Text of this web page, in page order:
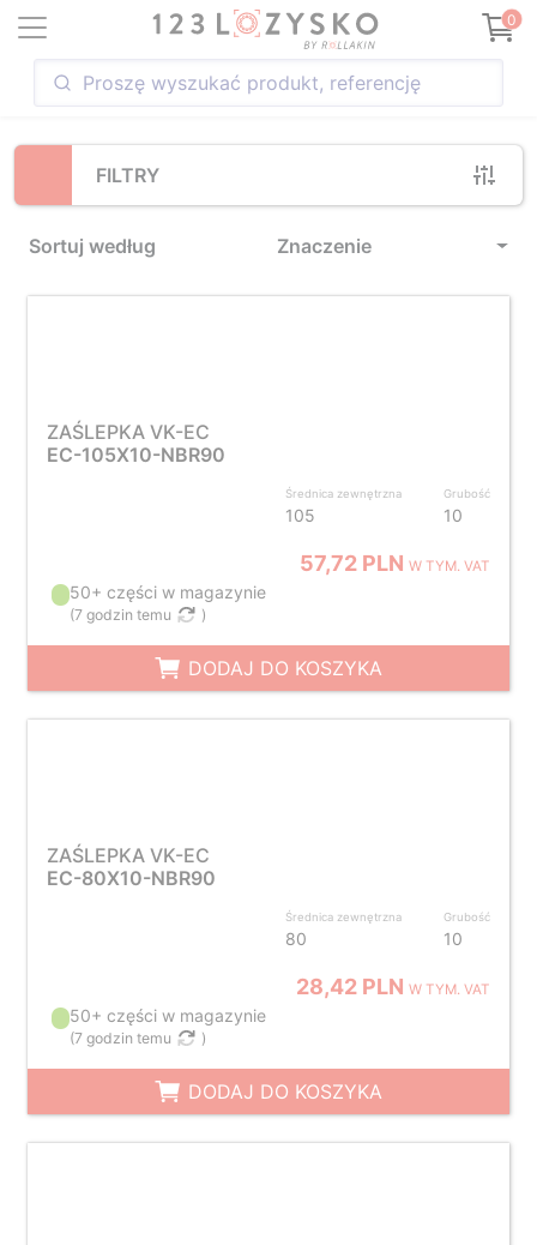
0
FILTRY
Sortuj według Znaczenie
Loading...
ZAŚLEPKA VK-EC
EC-105X10-NBR90
Średnica zewnętrzna
105
Grubość
10
57,72 PLNW TYM. VAT
50+ części w magazynie
(7 godzin temu )
DODAJ DO KOSZYKA
ZAŚLEPKA VK-EC
EC-80X10-NBR90
Średnica zewnętrzna
80
Grubość
10
28,42 PLNW TYM. VAT
50+ części w magazynie
(7 godzin temu )
DODAJ DO KOSZYKA